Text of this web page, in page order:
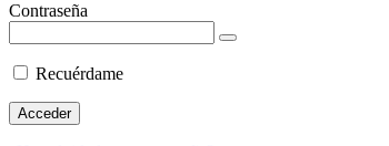
Contraseña
Recuérdame